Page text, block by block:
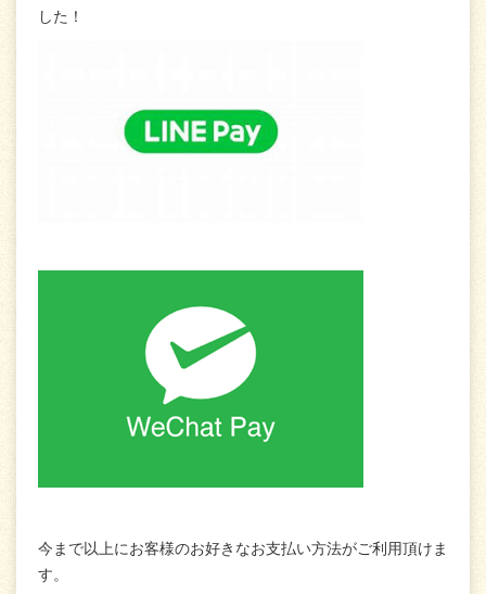
した！
今まで以上にお客様のお好きなお支払い方法がご利用頂けま
す。